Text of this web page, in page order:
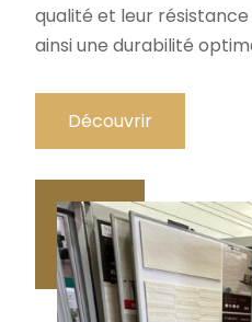
qualité et leur résistance
ainsi une durabilité
Découvrir